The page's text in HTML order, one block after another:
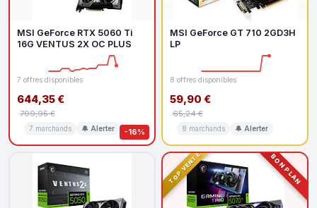
-16%
MSI GeForce RTX 5060 Ti
16G VENTUS 2X OC PLUS
7 offres disponibles
644,35 €
799,95 €
7 marchands 🔔 Alerter
MSI GeForce GT 710 2GD3H
LP
8 offres disponibles
59,90 €
65,24 €
8 marchands 🔔 Alerter
TOP VENTE BON PLAN